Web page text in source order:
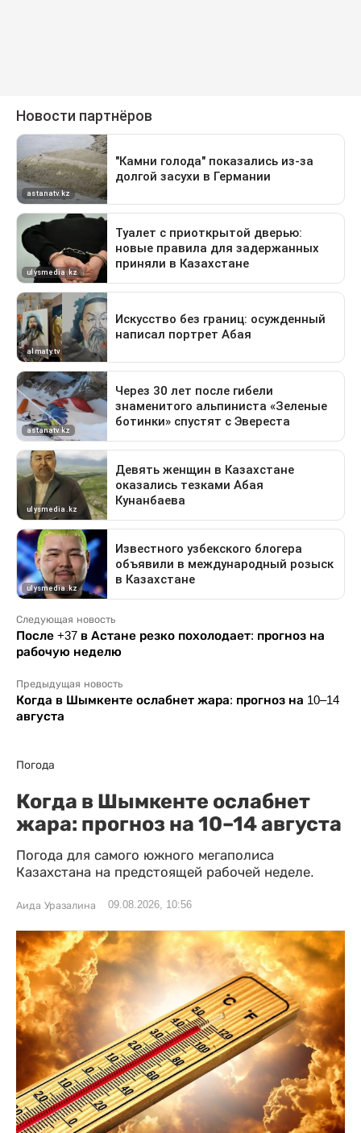
Следующая новость
После +37 в Астане резко похолодает: прогноз на
рабочую неделю
Предыдущая новость
Когда в Шымкенте ослабнет жара: прогноз на 10–14
августа
Погода
Когда в Шымкенте ослабнет
жара: прогноз на 10–14 августа
Погода для самого южного мегаполиса
Казахстана на предстоящей рабочей неделе.
Аида Уразалина 09.08.2026, 10:56